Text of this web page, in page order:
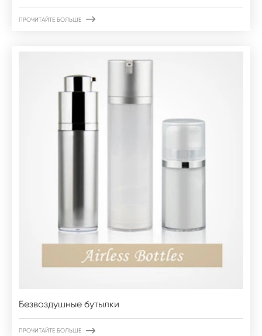
ПРОЧИТАЙТЕ БОЛЬШЕ 
Безвоздушные бутылки
ПРОЧИТАЙТЕ БОЛЬШЕ 